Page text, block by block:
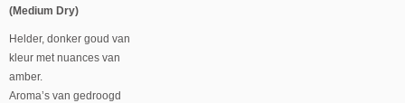
(Medium Dry)
Helder, donker goud van
kleur met nuances van
amber.
Aroma’s van gedroogd